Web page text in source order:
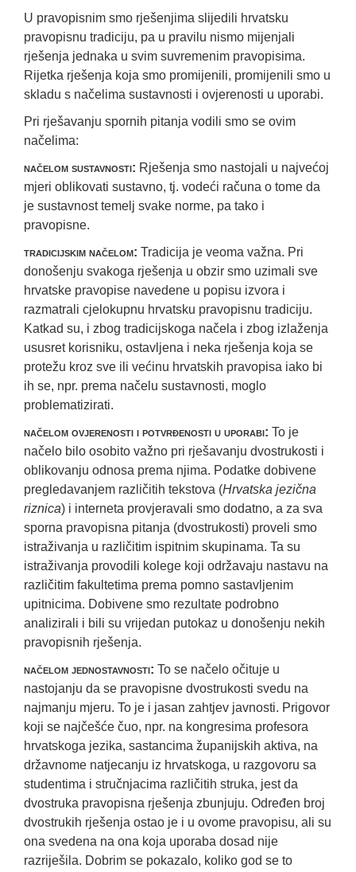
U pravopisnim smo rješenjima slijedili hrvatsku
pravopisnu tradiciju, pa u pravilu nismo mijenjali
rješenja jednaka u svim suvremenim pravopisima.
Rijetka rješenja koja smo promijenili, promijenili smo u
skladu s načelima sustavnosti i ovjerenosti u uporabi.
Pri rješavanju spornih pitanja vodili smo se ovim
načelima:
načelom sustavnosti: Rješenja smo nastojali u najvećoj
mjeri oblikovati sustavno, tj. vodeći računa o tome da
je sustavnost temelj svake norme, pa tako i
pravopisne.
tradicijskim načelom: Tradicija je veoma važna. Pri
donošenju svakoga rješenja u obzir smo uzimali sve
hrvatske pravopise navedene u popisu izvora i
razmatrali cjelokupnu hrvatsku pravopisnu tradiciju.
Katkad su, i zbog tradicijskoga načela i zbog izlaženja
ususret korisniku, ostavljena i neka rješenja koja se
protežu kroz sve ili većinu hrvatskih pravopisa iako bi
ih se, npr. prema načelu sustavnosti, moglo
problematizirati.
načelom ovjerenosti i potvrđenosti u uporabi: To je
načelo bilo osobito važno pri rješavanju dvostrukosti i
oblikovanju odnosa prema njima. Podatke dobivene
pregledavanjem različitih tekstova (Hrvatska jezična
riznica) i interneta provjeravali smo dodatno, a za sva
sporna pravopisna pitanja (dvostrukosti) proveli smo
istraživanja u različitim ispitnim skupinama. Ta su
istraživanja provodili kolege koji održavaju nastavu na
različitim fakultetima prema pomno sastavljenim
upitnicima. Dobivene smo rezultate podrobno
analizirali i bili su vrijedan putokaz u donošenju nekih
pravopisnih rješenja.
načelom jednostavnosti: To se načelo očituje u
nastojanju da se pravopisne dvostrukosti svedu na
najmanju mjeru. To je i jasan zahtjev javnosti. Prigovor
koji se najčešće čuo, npr. na kongresima profesora
hrvatskoga jezika, sastancima županijskih aktiva, na
državnome natjecanju iz hrvatskoga, u razgovoru sa
studentima i stručnjacima različitih struka, jest da
dvostruka pravopisna rješenja zbunjuju. Određen broj
dvostrukih rješenja ostao je i u ovome pravopisu, ali su
ona svedena na ona koja uporaba dosad nije
razriješila. Dobrim se pokazalo, koliko god se to